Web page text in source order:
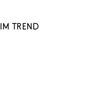
Im Trend